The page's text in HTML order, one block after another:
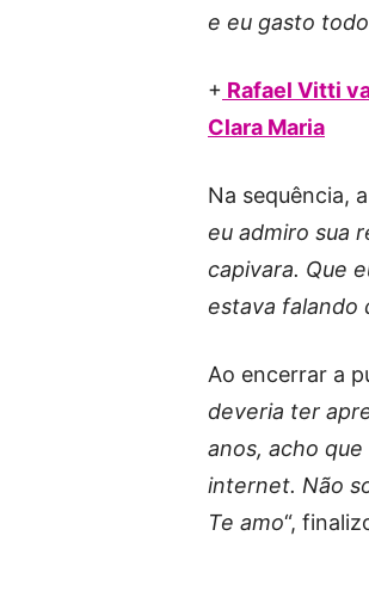
e eu gasto
+ Rafael Vitti
Clara Maria
Na sequência,
eu admiro sua
capivara. Que
estava falando
Ao encerrar a
deveria ter
anos, acho
internet. Não
Te amo“,